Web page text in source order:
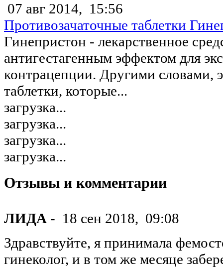
07 авг 2014, 15:56
Противозачаточные таблетки
Гинепристон - лекарственное
антигестагенным эффектом для
контрацепции. Другими словами,
таблетки, которые...
загрузка...
загрузка...
загрузка...
загрузка...
Отзывы и комментарии
ЛИДА - 18 сен 2018, 09:08
Здравствуйте, я принимала
гинеколог, и в том же месяце